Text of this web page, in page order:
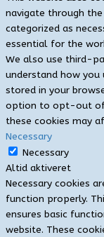
navigate through
categorized as
essential for the
We also use third-
understand how you
stored in your
option to opt-out of
these cookies may
Necessary
Necessary
Altid aktiveret
Necessary cookies
function properly.
ensures basic
website. These